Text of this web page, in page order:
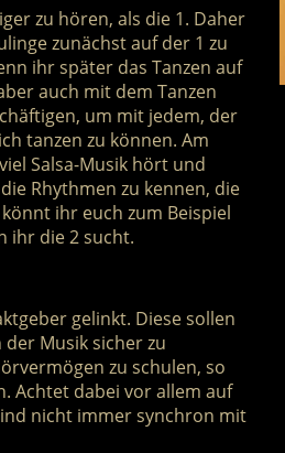
zu hören, als die 1. Daher
zunächst auf der 1 zu
ihr später das Tanzen auf
auch mit dem Tanzen
um mit jedem, der
tanzen zu können. Am
Salsa-Musik hört und
Rhythmen zu kennen, die
ihr euch zum Beispiel
ihr die 2 sucht.
gelinkt. Diese sollen
Musik sicher zu
zu schulen, so
Achtet dabei vor allem auf
nicht immer synchron mit